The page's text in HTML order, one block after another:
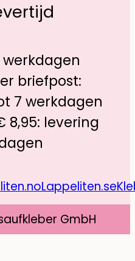
werkdagen
briefpost:
7 werkdagen
8,95: levering
Lappeliten.se
GmbH